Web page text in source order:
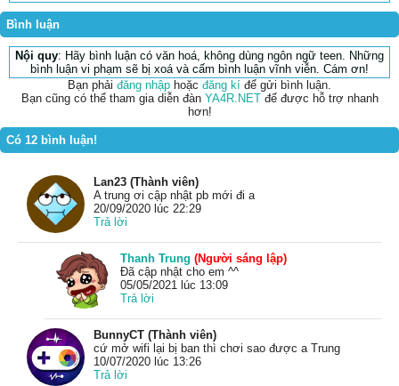
Bình luận
Nội quy: Hãy bình luận có văn hoá, không dùng ngôn ngữ teen. Những
bình luận vi phạm sẽ bị xoá và cấm bình luận vĩnh viễn. Cám ơn!
Bạn phải đăng nhập hoặc đăng kí để gửi bình luận.
Bạn cũng có thể tham gia diễn đàn YA4R.NETđể được hỗ trợ nhanh
hơn!
Có 12 bình luận!
Lan23 (Thành viên)
A trung ơi cập nhật pb mới đi a
20/09/2020 lúc 22:29
Trả lời
Thanh Trung (Người sáng lập)
Đã cập nhật cho em ^^
05/05/2021 lúc 13:09
Trả lời
BunnyCT (Thành viên)
cứ mở wifi lại bị ban thì chơi sao được a Trung
10/07/2020 lúc 13:26
Trả lời